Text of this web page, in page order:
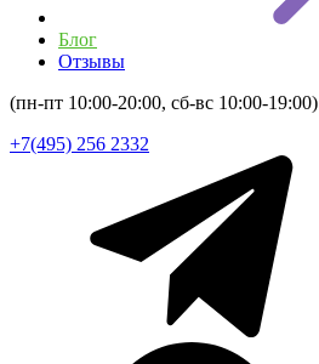
Блог
Отзывы
(пн-пт 10:00-20:00, сб-вс 10:00-19:00)
+7(495) 256 2332